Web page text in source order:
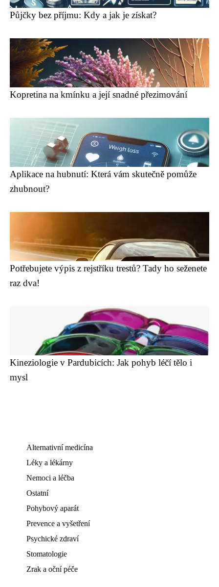
Půjčky bez příjmu: Kdy a jak je získat?
Kopretina na kmínku a její snadné přezimování
Aplikace na hubnutí: Která vám skutečně pomůže
zhubnout?
Potřebujete výpis z rejstříku trestů? Tady ho seženete
raz dva!
Kineziologie v Pardubicích: Jak pohyb léčí tělo i
mysl
Alternativní medicína
Léky a lékárny
Nemoci a léčba
Ostatní
Pohybový aparát
Prevence a vyšetření
Psychické zdraví
Stomatologie
Zrak a oční péče